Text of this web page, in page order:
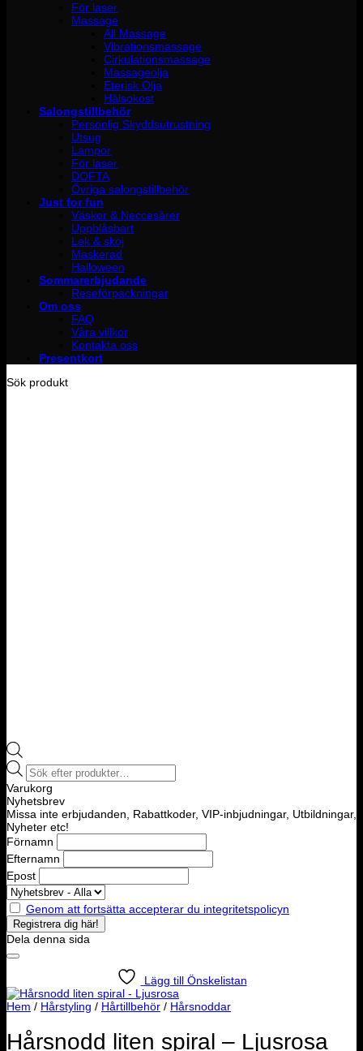
För laser
Massage
All Massage
Vibrationsmassage
Cirkulationsmassage
Massageolja
Eterisk Olja
Hälsokost
Salongstillbehör
Personlig Skyddsutrustning
Utsug
Lampor
För laser
DOFTA
Övriga salongstillbehör
Just for fun
Väskor & Neccesärer
Uppblåsbart
Lek & skoj
Maskerad
Halloween
Sommarerbjudande
Reseförpackningar
Om oss
FAQ
Våra villkor
Kontakta oss
Presentkort
Sök produkt
Products
search
Varukorg
Nyhetsbrev
Missa inte erbjudanden, Rabattkoder, VIP-inbjudningar, Utbildningar,
Nyheter etc!
Förnamn
Efternamn
Epost
Genom att fortsätta accepterar du integritetspolicyn
Dela denna sida
Lägg till Önskelistan
Hem / Hårstyling / Hårtillbehör / Hårsnoddar
Hårsnodd liten spiral – Ljusrosa